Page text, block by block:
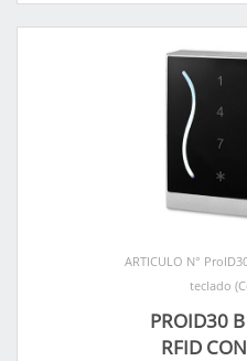
ARTICULO N°
teclado
PROID30
RFID